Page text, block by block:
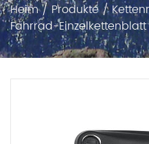
Heim/Produkte/
Fahrrad-